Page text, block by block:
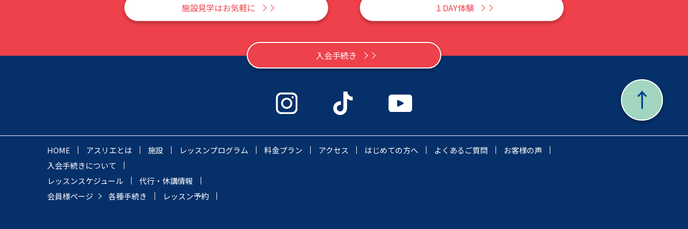
施設見学はお気軽に １DAY体験
入会手続き
HOME アスリエとは 施設 レッスンプログラム 料金プラン アクセス はじめての方へ よくあるご質問
お客様の声
入会手続きについて
レッスンスケジュール
代行・休講情報
会員様ページ
各種手続き レッスン予約